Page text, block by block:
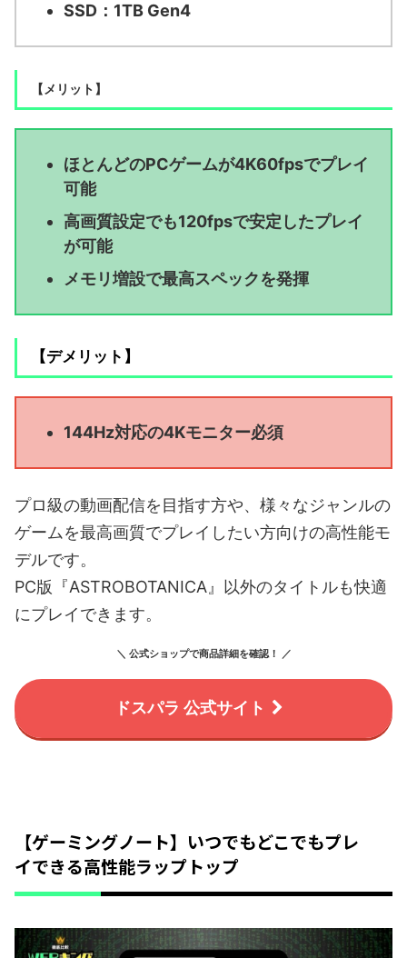
SSD：1TB Gen4
【メリット】
ほとんどのPCゲームが4K60fpsでプレイ
可能
高画質設定でも120fpsで安定したプレイ
が可能
メモリ増設で最高スペックを発揮
【デメリット】
144Hz対応の4Kモニター必須
プロ級の動画配信を目指す方や、様々なジャンルの
ゲームを最高画質でプレイしたい方向けの高性能モ
デルです。
PC版『ASTROBOTANICA』以外のタイトルも快適
にプレイできます。
＼ 公式ショップで商品詳細を確認！ ／
ドスパラ 公式サイト
【ゲーミングノート】いつでもどこでもプレ
イできる高性能ラップトップ